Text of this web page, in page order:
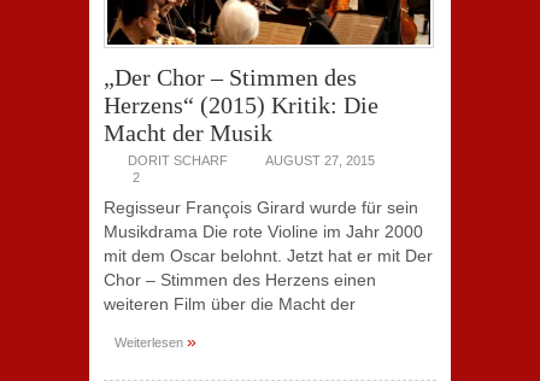
„Der Chor – Stimmen des
Herzens“ (2015) Kritik: Die
Macht der Musik
DORIT SCHARF
AUGUST 27, 2015
2
Regisseur François Girard wurde für sein
Musikdrama Die rote Violine im Jahr 2000
mit dem Oscar belohnt. Jetzt hat er mit Der
Chor – Stimmen des Herzens einen
weiteren Film über die Macht der
Weiterlesen »